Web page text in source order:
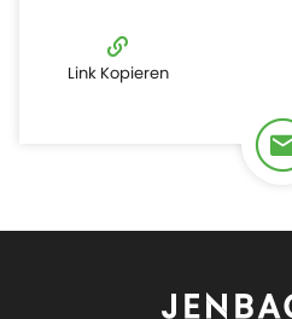
Link Kopieren